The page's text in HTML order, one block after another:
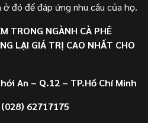
đó để đáp ứng nhu cầu của họ.
TRONG NGÀNH CÀ PHÊ
LẠI GIÁ TRỊ CAO NHẤT CHO
An – Q.12 – TP.Hồ Chí Minh
62717175